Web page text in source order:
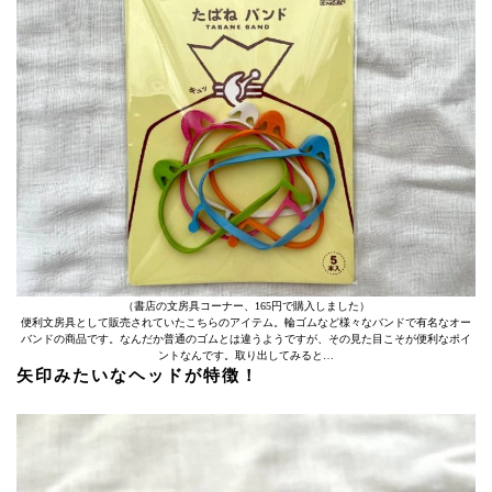
（書店の文房具コーナー、165円で購入しました）
便利文房具として販売されていたこちらのアイテム。輪ゴムなど様々なバンドで有名なオー
バンドの商品です。なんだか普通のゴムとは違うようですが、その見た目こそが便利なポイ
ントなんです。取り出してみると…
矢印みたいなヘッドが特徴！